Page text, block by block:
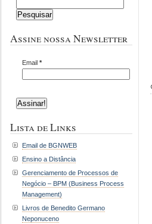
por:
Assine nossa Newsletter
Email *
Lista de Links
Email de BGNWEB
Ensino a Distância
Gerenciamento de Processos de
Negócio – BPM (Business Process
Management)
Livros de Benedito Germano
Neponuceno